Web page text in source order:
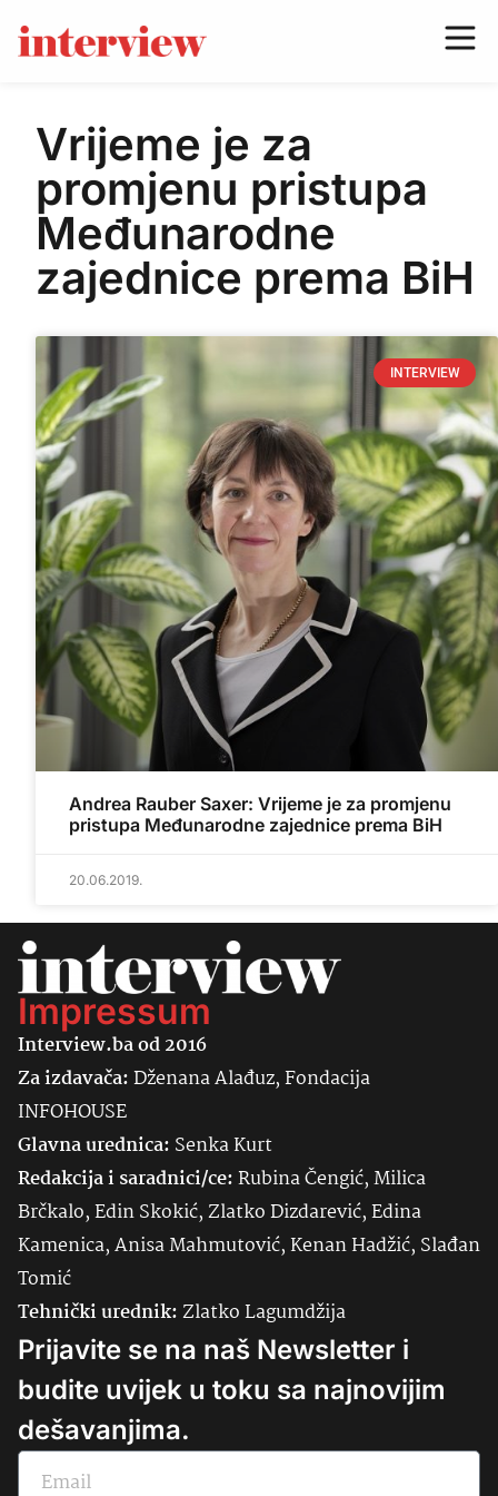
Vrijeme je za
promjenu pristupa
Međunarodne
zajednice prema BiH
INTERVIEW
Andrea Rauber Saxer: Vrijeme je za promjenu
pristupa Međunarodne zajednice prema BiH
20.06.2019.
Impressum
Interview.ba od 2016
Za izdavača:Dženana Alađuz, Fondacija
INFOHOUSE
Glavna urednica: SenkaKurt
Redakcija i saradnici/ce:Rubina Čengić, Milica
Brčkalo, Edin Skokić, Zlatko Dizdarević, Edina
Kamenica, Anisa Mahmutović, Kenan Hadžić, Slađan
Tomić
Tehnički urednik:Zlatko Lagumdžija
Prijavite se na naš Newsletter i
budite uvijek u toku sa najnovijim
dešavanjima.